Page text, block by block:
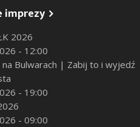
imprezy
2026
- 12:00
na Bulwarach | Zabij to i wyjedź
- 19:00
- 09:00